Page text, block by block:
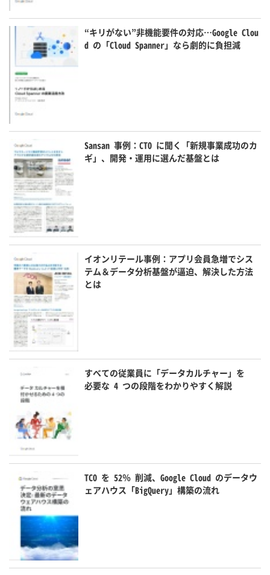
“キリがない”非機能要件の対応…Google Clou
d の「Cloud Spanner」なら劇的に負担減
Sansan 事例：CTO に聞く「新規事業成功のカ
ギ」、開発・運用に選んだ基盤とは
イオンリテール事例：アプリ会員急増でシス
テム＆データ分析基盤が逼迫、解決した方法
とは
すべての従業員に「データカルチャー」を
必要な 4 つの段階をわかりやすく解説
TCO を 52％ 削減、Google Cloud のデータウ
ェアハウス「BigQuery」構築の流れ